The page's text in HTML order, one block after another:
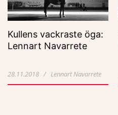
Kullens vackraste öga:
Lennart Navarrete
28.11.2018 / Lennart Navarrete